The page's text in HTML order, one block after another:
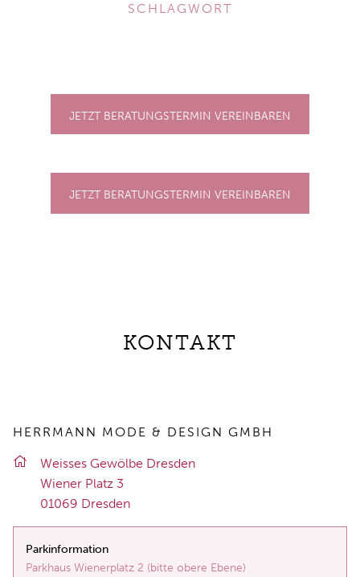
SCHLAGWORT
JETZT BERATUNGSTERMIN VEREINBAREN
JETZT BERATUNGSTERMIN VEREINBAREN
KONTAKT
HERRMANN MODE & DESIGN GMBH
Weis­ses Ge­wöl­be Dres­den
Wie­ner Platz 3
01069 Dres­den
Parkinformation
Parkhaus Wienerplatz 2 (bitte obere Ebene)